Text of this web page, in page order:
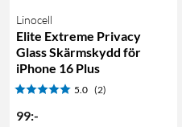
Linocell
Elite Extreme Privacy
Glass Skärmskydd för
iPhone 16 Plus
5.0 (2)
99:-